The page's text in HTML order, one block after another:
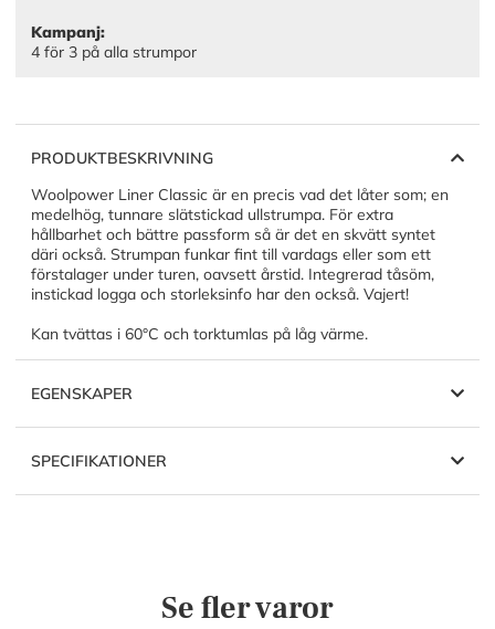
Kampanj:
4 för 3 på alla strumpor
PRODUKTBESKRIVNING
Woolpower Liner Classic är en precis vad det låter som; en
medelhög, tunnare slätstickad ullstrumpa. För extra
hållbarhet och bättre passform så är det en skvätt syntet
däri också. Strumpan funkar fint till vardags eller som ett
förstalager under turen, oavsett årstid. Integrerad tåsöm,
instickad logga och storleksinfo har den också. Vajert!
Kan tvättas i 60°C och torktumlas på låg värme.
EGENSKAPER
SPECIFIKATIONER
Se fler varor